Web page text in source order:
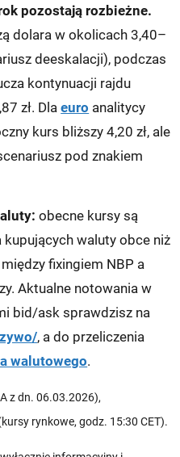
pozostają rozbieżne.
dolara w okolicach 3,40–
deeskalacji), podczas
kontynuacji rajdu
zł. Dlaeuro analitycy
kurs bliższy 4,20 zł, ale
pod znakiem
obecne kursy są
waluty obce niż
fixingiem NBP a
Aktualne notowania w
bid/ask sprawdzisz na
, a do przeliczenia
walutowego.
z dn. 06.03.2026),
rynkowe, godz. 15:30 CET).